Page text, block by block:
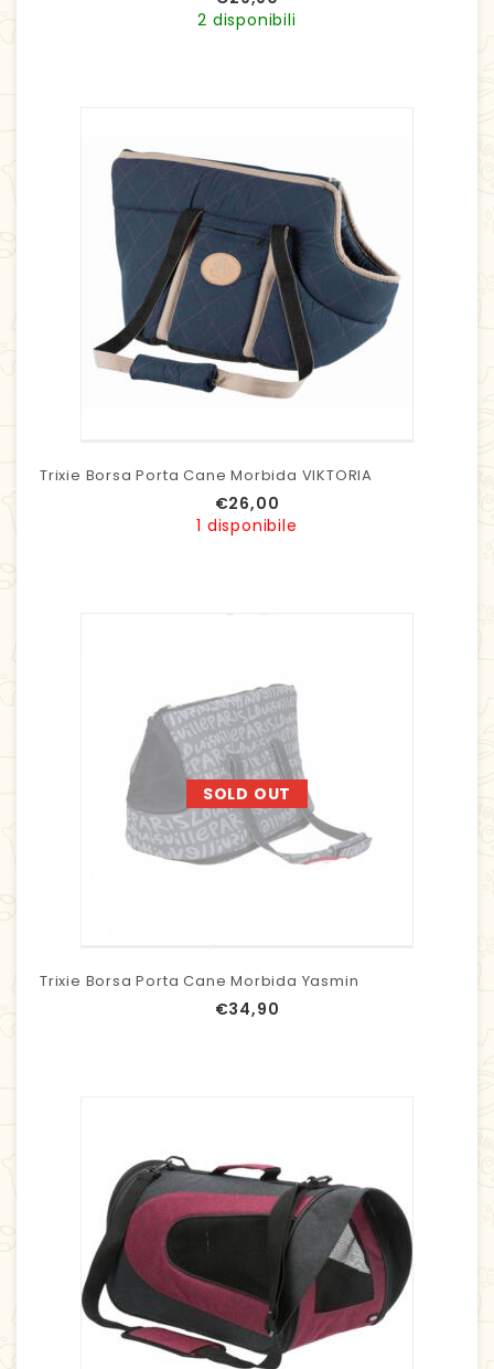
2 disponibili
Trixie Borsa Porta Cane Morbida VIKTORIA
€26,00
1 disponibile
SOLD OUT
Trixie Borsa Porta Cane Morbida Yasmin
€34,90